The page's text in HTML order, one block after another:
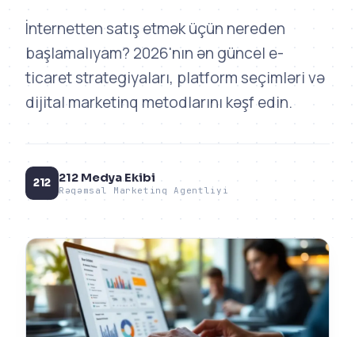
İnternetten satış etmək üçün nereden
başlamalıyam? 2026'nın ən güncel e-
ticaret strategiyaları, platform seçimləri və
dijital marketinq metodlarını kəşf edin.
212 212 Medya Ekibi
Rəqəmsal Marketinq Agentliyi